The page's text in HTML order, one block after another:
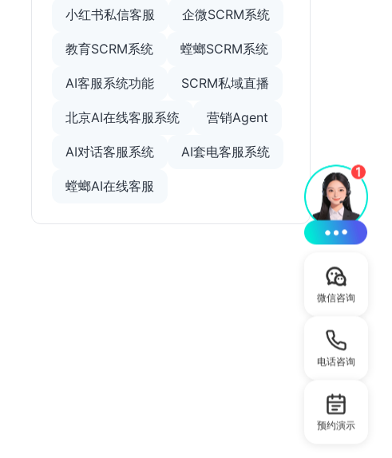
小红书私信客服 企微SCRM系统
教育SCRM系统 螳螂SCRM系统
AI客服系统功能 SCRM私域直播
北京AI在线客服系统 营销Agent
AI对话客服系统 AI套电客服系统
螳螂AI在线客服
微信咨询
电话咨询
预约演示